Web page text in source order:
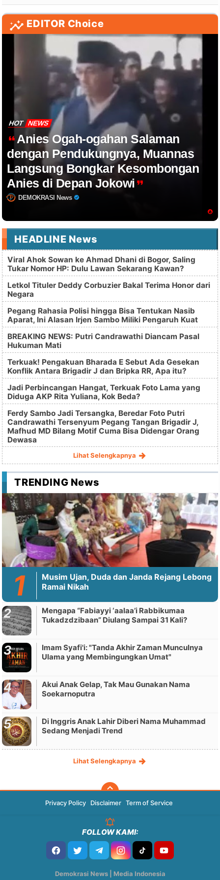
EDITOR Choice
HOT NEWS
Anies Ogah-ogahan Salaman
dengan Pendukungnya, Muannas
Langsung Bongkar Kesombongan
Anies di Depan Jokowi
DEMOKRASI News
HEADLINE News
Viral Ahok Sowan ke Ahmad Dhani di Bogor, Saling
Tukar Nomor HP: Dulu Lawan Sekarang Kawan?
Letkol Tituler Deddy Corbuzier Bakal Terima Honor dari
Negara
Pegang Rahasia Polisi hingga Bisa Tentukan Nasib
Aparat, Ini Alasan Irjen Sambo Miliki Pengaruh Kuat
BREAKING NEWS: Putri Candrawathi Diancam Pasal
Hukuman Mati
Terkuak! Pengakuan Bharada E Sebut Ada Gesekan
Konflik Antara Brigadir J dan Bripka RR, Apa itu?
Jadi Perbincangan Hangat, Terkuak Foto Lama yang
Diduga AKP Rita Yuliana, Kok Beda?
Ferdy Sambo Jadi Tersangka, Beredar Foto Putri
Candrawathi Tersenyum Pegang Tangan Brigadir J,
Mafhud MD Bilang Motif Cuma Bisa Didengar Orang
Dewasa
Lihat Selengkapnya
TRENDING News
Musim Ujan, Duda dan Janda Rejang Lebong
Ramai Nikah
Mengapa “Fabiayyi ‘aalaa’i Rabbikumaa
Tukadzdzibaan” Diulang Sampai 31 Kali?
Imam Syafi'i: "Tanda Akhir Zaman Munculnya
Ulama yang Membingungkan Umat"
Akui Anak Gelap, Tak Mau Gunakan Nama
Soekarnoputra
Di Inggris Anak Lahir Diberi Nama Muhammad
Sedang Menjadi Trend
Lihat Selengkapnya
Privacy Policy Disclaimer Term of Service
FOLLOW KAMI:
Demokrasi News | Media Indonesia